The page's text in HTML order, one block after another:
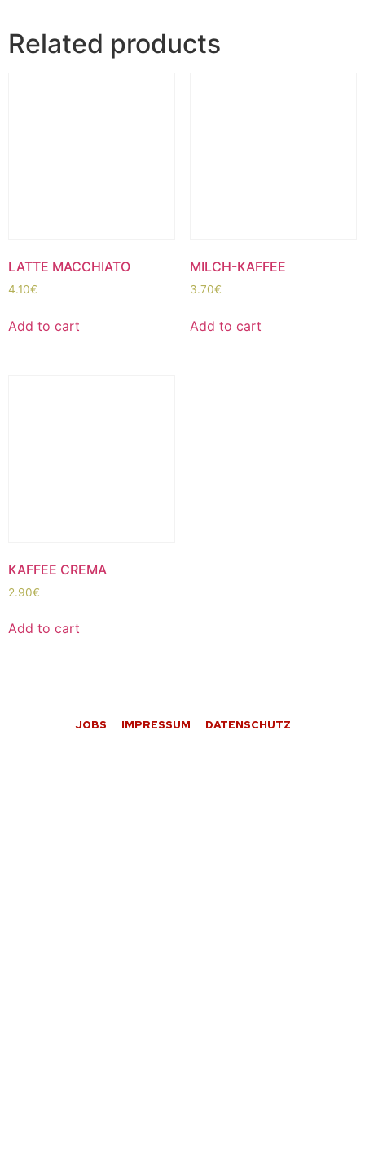
Related products
LATTE MACCHIATO
4.10€
Add to cart
MILCH-KAFFEE
3.70€
Add to cart
KAFFEE CREMA
2.90€
Add to cart
JOBS IMPRESSUM DATENSCHUTZ